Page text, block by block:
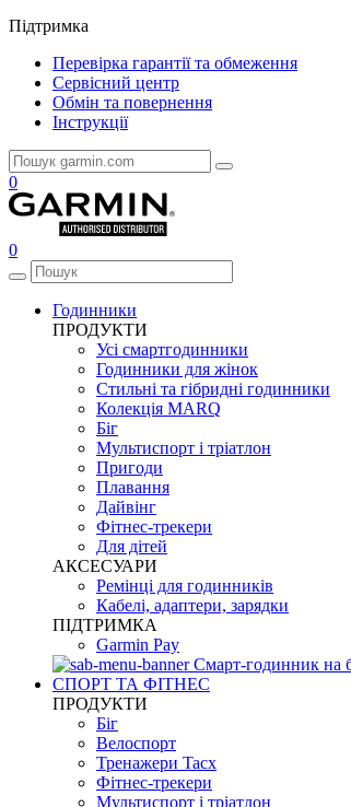
Підтримка
Перевірка гарантії та обмеження
Сервісний центр
Обмін та повернення
Інструкції
0
0
Годинники
ПРОДУКТИ
Усі смартгодинники
Годинники для жінок
Стильні та гібридні годинники
Колекція MARQ
Біг
Мультиспорт і тріатлон
Пригоди
Плавання
Дайвінг
Фітнес-трекери
Для дітей
АКСЕСУАРИ
Ремінці для годинників
Кабелі, адаптери, зарядки
ПІДТРИМКА
Garmin Pay
Смарт-годинник на
СПОРТ ТА ФІТНЕС
ПРОДУКТИ
Біг
Велоспорт
Тренажери Tacx
Фітнес-трекери
Мультиспорт і тріатлон